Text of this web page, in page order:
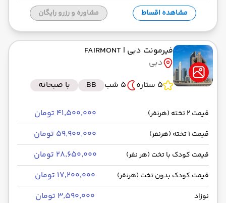
مشاهده اقساط مشاوره و رزرو رایگان
فیرمونت دبی | FAIRMONT
دبی
5 ستاره
5 شب BB با صبحانه
قیمت 2 تخته (هرنفر) ۴۱٬۵۰۰٬۰۰۰ تومان
قیمت 1 تخته (هرنفر) ۵۹٬۹۰۰٬۰۰۰ تومان
قیمت کودک با تخت (هر نفر) ۲۸٬۶۵۰٬۰۰۰ تومان
قیمت کودک بدون تخت (هرنفر) ۱۷٬۲۰۰٬۰۰۰ تومان
نوزاد ۳٬۵۹۰٬۰۰۰ تومان